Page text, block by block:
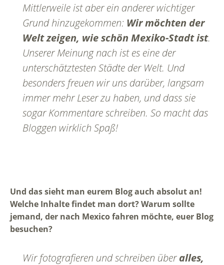
Mittlerweile ist aber ein anderer wichtiger
Grund hinzugekommen: Wir möchten der
Welt zeigen, wie schön Mexiko-Stadt ist.
Unserer Meinung nach ist es eine der
unterschätztesten Städte der Welt. Und
besonders freuen wir uns darüber, langsam
immer mehr Leser zu haben, und dass sie
sogar Kommentare schreiben. So macht das
Bloggen wirklich Spaß!
Und das sieht man eurem Blog auch absolut an!
Welche Inhalte findet man dort? Warum sollte
jemand, der nach Mexico fahren möchte, euer Blog
besuchen?
Wir fotografieren und schreiben überalles,